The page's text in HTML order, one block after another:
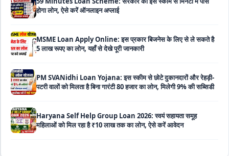
MSME Loan Apply Online: इस प्रकार बिजनेस के लिए से ले सकते है
5 लाख रूपए का लोन, यहाँ से देखे पूरी जानकारी
PM SVANidhi Loan Yojana: इस स्कीम से छोटे दुकानदारों और रेहड़ी-
पटरी वालों को मिलता है बिना गारंटी 80 हजार का लोन, मिलेगी 9% की सब्सिडी
Haryana Self Help Group Loan 2026: स्वयं सहायता समूह
महिलाओं को मिल रहा है ₹10 लाख तक का लोन, ऐसे करें आवेदन
Bakri Palan Loan Online Apply: अब बकरी पालन योजना के तहत ले
सकते है 5 लाख तक का लोन, मिलती है 35% तक सब्सिडी